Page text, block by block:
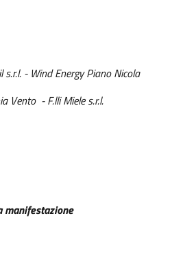
s.r.l. - Wind Energy Piano Nicola
Vento - F.lli Miele s.r.l.